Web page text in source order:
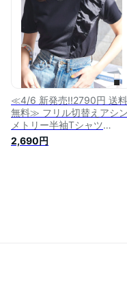
≪4/6 新発売!!2790円 送料
無料≫ フリル切替えアシン
メトリー半袖Tシャツ
[C7454] レディース 20代
30代 40代 Tシャツ ティー
2,690円